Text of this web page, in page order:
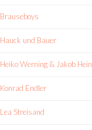
Brauseboys
Hauck und Bauer
Heiko Werning & Jakob Hein
Konrad Endler
Lea Streisand